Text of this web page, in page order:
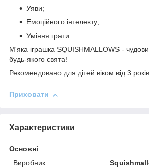
Уяви;
Емоційного інтелекту;
Уміння грати.
М'яка іграшка SQUISHMALLOWS -
будь-якого свята!
Рекомендовано для дітей віком від 3
Приховати
Характеристики
Основні
Виробник